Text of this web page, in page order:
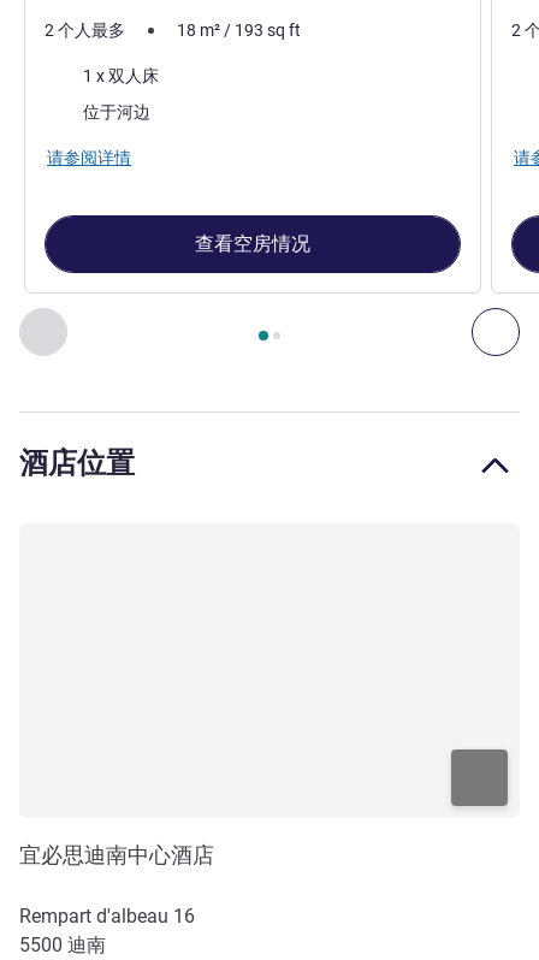
上一个 - 客房 下
第 页，共 , 客房 1 : 客房配备 1 张双人床，可欣赏默
2 个人最多 18 m²/ 193 sq ft
床上用品1 x 双人床
位于河边
请参阅详情
查看空房情况
2
请
酒店位置
宜必思迪南中心酒店
Rempart d'albeau 16
5500 迪南